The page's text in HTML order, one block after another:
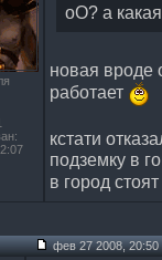
оО? а
новая вроде
работает
кстати
подземку в
в город
фев 27 2008, 20:50